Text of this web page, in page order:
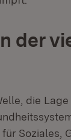
der
die
Soziales,